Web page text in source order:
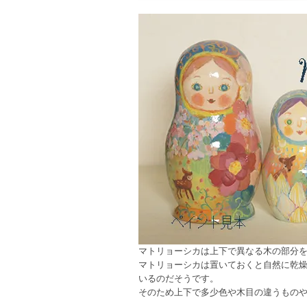
マトリョーシカは上下で異なる木の部分
マトリョーシカは置いておくと自然に乾
いるのだそうです。
そのため上下で多少色や木目の違うもの